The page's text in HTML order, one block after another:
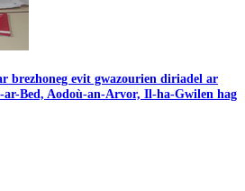
brezhoneg evit gwazourien diriadel ar
ar-Bed, Aodoù-an-Arvor, Il-ha-Gwilen hag